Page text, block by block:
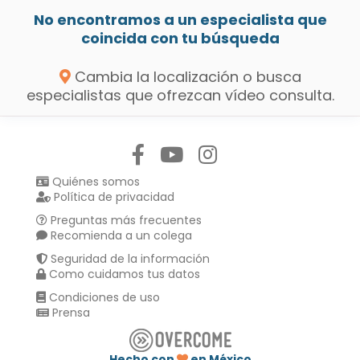
No encontramos a un especialista que
coincida con tu búsqueda
Cambia la localización o busca
especialistas que ofrezcan vídeo consulta.
Quiénes somos
Política de privacidad
Preguntas más frecuentes
Recomienda a un colega
Seguridad de la información
Como cuidamos tus datos
Condiciones de uso
Prensa